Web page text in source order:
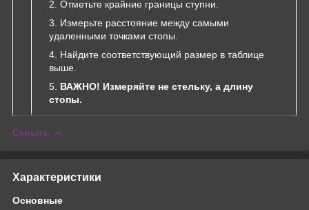
Отметьте крайние границы ступни.
Измерьте расстояние между самыми
удаленными точками стопы.
Найдите соответствующий размер в таблице
выше.
ВАЖНО! Измеряйте не стельку, а длину
стопы.
Скрыть
Характеристики
Основные